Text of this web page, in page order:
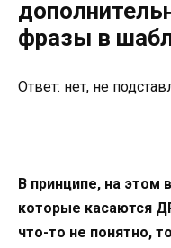
фразы в
Ответ: нет, не
В принципе, на этом
которые касаются
что-то не понятно,